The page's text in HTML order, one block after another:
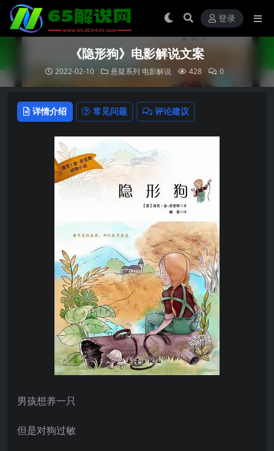
登录
《隐形狗》电影解说文案
2022-02-10 悬疑系列 电影解说 428 0
详情介绍 常见问题 评论建议
男孩想养一只
但是对狗过敏